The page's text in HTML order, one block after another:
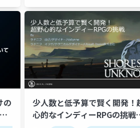
の
少人数と低予算で賢く開発！
心的なインディーRPGの挑戦